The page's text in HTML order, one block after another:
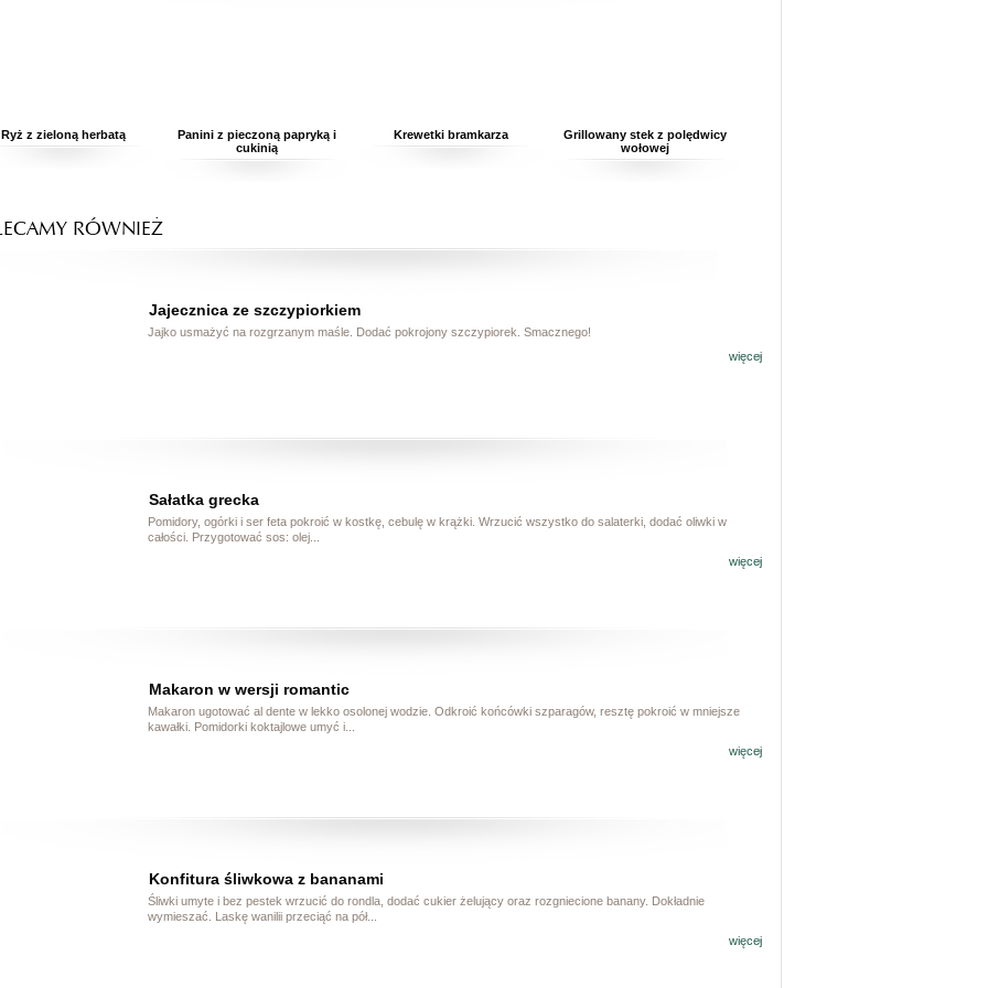
Ryż z zieloną herbatą
Panini z pieczoną papryką i
cukinią
Krewetki bramkarza
Grillowany stek z polędwicy
wołowej
RÓWNIEŻ
Jajecznica ze szczypiorkiem
Jajko usmażyć na rozgrzanym maśle. Dodać pokrojony szczypiorek. Smacznego!
więcej
Sałatka grecka
Pomidory, ogórki i ser feta pokroić w kostkę, cebulę w krążki. Wrzucić wszystko do salaterki, dodać oliwki w
całości. Przygotować sos: olej...
więcej
Makaron w wersji romantic
Makaron ugotować al dente w lekko osolonej wodzie. Odkroić końcówki szparagów, resztę pokroić w mniejsze
kawałki. Pomidorki koktajlowe umyć i...
więcej
Konfitura śliwkowa z bananami
Śliwki umyte i bez pestek wrzucić do rondla, dodać cukier żelujący oraz rozgniecione banany. Dokładnie
wymieszać. Laskę wanilii przeciąć na pół...
więcej